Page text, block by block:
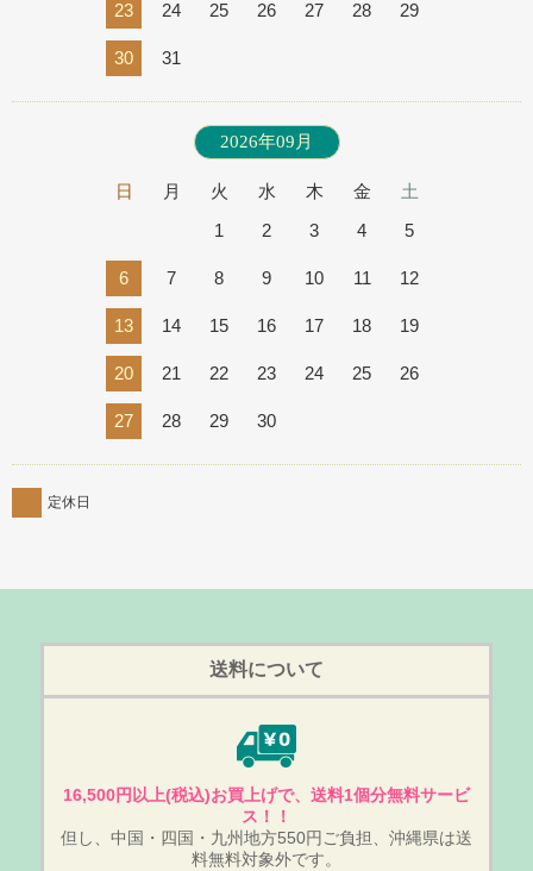
23 24 25 26 27 28 29
30 31
2026年09月
日 月 火 水 木 金
土
1
2 3 4 5
6 7 8 9 10 11 12
13 14 15 16 17 18 19
20 21 22 23 24 25 26
27 28 29 30
定休日
送料について
16,500円以上(税込)お買上げで、送料1個分無料サービ
ス！！
但し、中国・四国・九州地方550円ご負担、沖縄県は送
料無料対象外です。